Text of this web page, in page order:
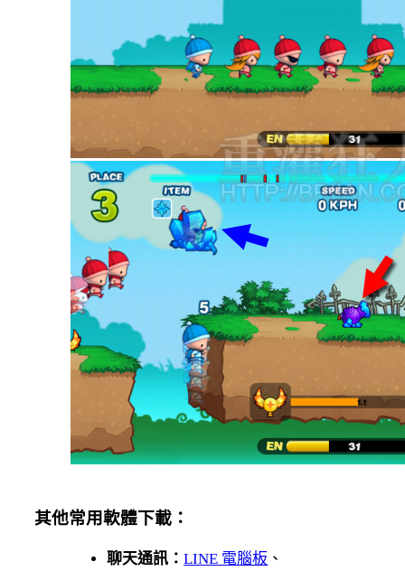
其他常用軟體下載：
聊天通訊：LINE 電腦板 、